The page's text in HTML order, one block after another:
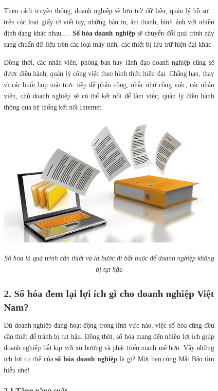
Theo cách truyền thống, doanh nghiệp sẽ lưu trữ dữ liệu, quản lý hồ sơ...
trên các loại giấy tờ viết tay, những bản in, âm thanh, hình ảnh với nhiều
định dạng khác nhau…. Số hóa doanh nghiệpsẽ chuyển đổi quá trình này
sang chuẩn dữ liệu trên các loại máy tính, các thiết bị lưu trữ hiện đại khác.
Đồng thời, các nhân viên, phòng ban hay lãnh đạo doanh nghiệp cũng sẽ
được điều hành, quản lý công việc theo hình thức hiện đại. Chẳng hạn, thay
vì các buổi họp mặt trực tiếp để phân công, nhắc nhở công việc, các nhân
viên, chủ doanh nghiệp sẽ có thể kết nối để làm việc, quản lý điều hành
thông qua hệ thống kết nối Internet.
Số hóa là quá trình cần thiết và là bước đi bắt buộc để doanh nghiệp không
bị tụt hậu
2. Số hóa đem lại lợi ích gì cho doanh nghiệp Việt
Nam?
Dù doanh nghiệp đang hoạt động trong lĩnh vực nào, việc số hóa cũng đều
cần thiết để tránh bị tụt hậu. Đồng thời, số hóa mang đến nhiều lợi ích giúp
doanh nghiệp bắt kịp với xu hướng và phát triển mạnh mẽ hơn. Vậy những
ích lợi cụ thể củasố hóa doanh nghiệp là gì? Mời bạn cùng Mắt Bảo tìm
hiểu nhé!